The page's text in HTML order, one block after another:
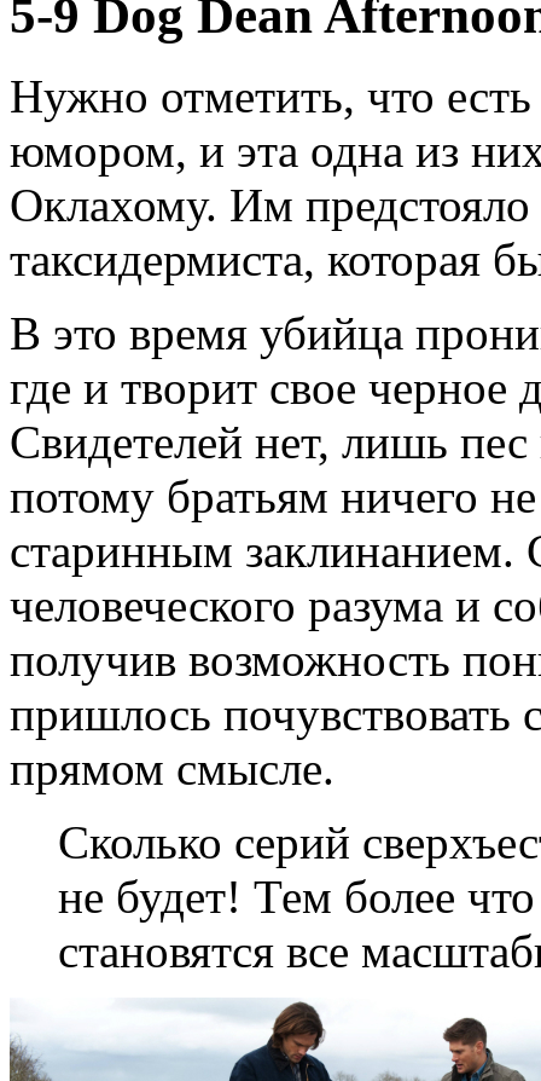
5-9 Dog Dean
Нужно отметить, что есть
юмором, и эта одна из
Оклахому. Им предстояло
таксидермиста, которая
В это время убийца
где и творит свое черное
Свидетелей нет, лишь
потому братьям ничего не
старинным заклинанием.
человеческого разума и
получив возможность
пришлось почувствовать
прямом смысле.
Сколько серий
не будет! Тем более
становятся все